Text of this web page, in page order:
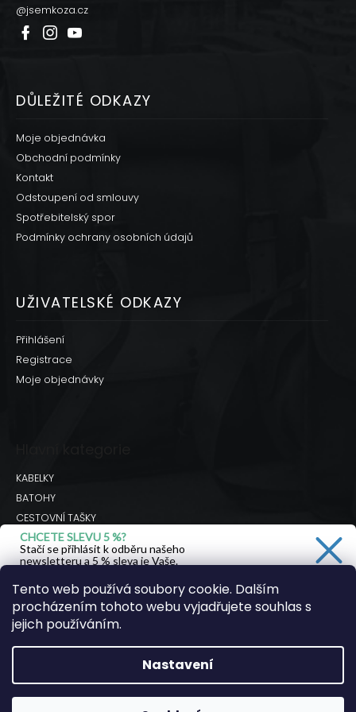
Tento web používá soubory cookie. Dalším
procházením tohoto webu vyjadřujete souhlas s
jejich používáním.
Nastavení
@jsemkoza.cz
DŮLEŽITÉ ODKAZY
Moje objednávka
Obchodní podmínky
Kontakt
Odstoupení od smlouvy
Spotřebitelský spor
Podmínky ochrany osobních údajů
UŽIVATELSKÉ ODKAZY
Přihlášení
Registrace
Moje objednávky
KABELKY
BATOHY
CESTOVNÍ TAŠKY
BRAŠNY
DOPLŇKY
Facebook
Copyright 2026JSEM KOZA. Všechna práva
vyhrazena.
CHCETE SLEVU 5 %?
Stačí se přihlásit k odběru našeho
newsletteru a 5 % sleva je Vaše.
Ano, chci se přihlásit
Zásady zpracování osobních údajů